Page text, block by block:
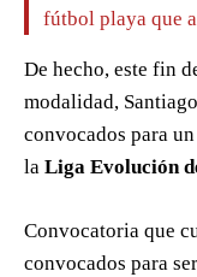
fútbol playa que
De hecho, este fin
modalidad,
convocados para
la Liga Evolución
Convocatoria que
convocados para